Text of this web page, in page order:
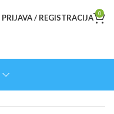
PRIJAVA / REGISTRACIJA 0